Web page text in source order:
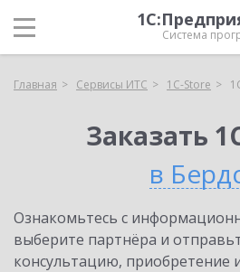
Система
Главная Сервисы ИТС 1C-Store
Заказать
в
Ознакомьтесь с
выберите партнёра и
консультацию, приобретение